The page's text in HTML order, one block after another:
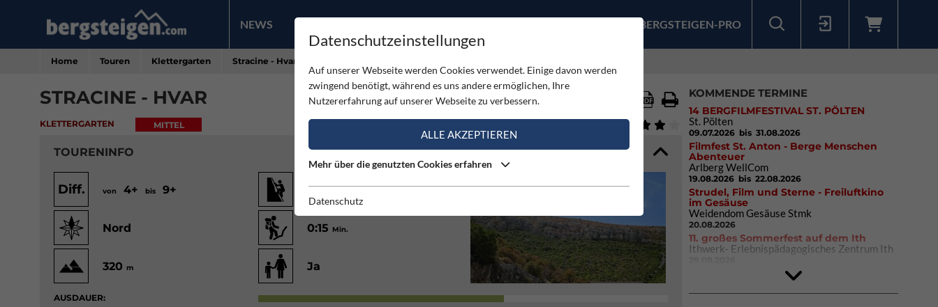
NEWS PRODUKTE BERGSTEIGEN-PRO
Home Touren Klettergarten Stracine - Hvar
STRACINE - HVAR
KLETTERGARTEN MITTEL
TOURENINFO
Diff. von 4+bis 9+ 10 44
Nord 0:15 Min.
320m Ja
AUSDAUER:
KOMMENDE TERMINE
14 BERGFILMFESTIVAL ST. PÖLTEN
St. Pölten
09.07.2026 bis 31.08.2026
Filmfest St. Anton - Berge Menschen
Abenteuer
Arlberg WellCom
19.08.2026 bis 22.08.2026
Strudel, Film und Sterne - Freiluftkino
im Gesäuse
Weidendom Gesäuse Stmk
20.08.2026
11. großes Sommerfest auf dem Ith
Ithwerk- Erlebnispädagogisches Zentrum Ith
DAV Kletter- & Boulderzentrum München
Süd (Thalkirchen)
Datenschutzeinstellungen
Auf unserer Webseite werden Cookies verwendet. Einige davon werden
zwingend benötigt, während es uns andere ermöglichen, Ihre
Nutzererfahrung auf unserer Webseite zu verbessern.
ALLE AKZEPTIEREN
Mehr über die genutzten Cookies erfahren
Datenschutz